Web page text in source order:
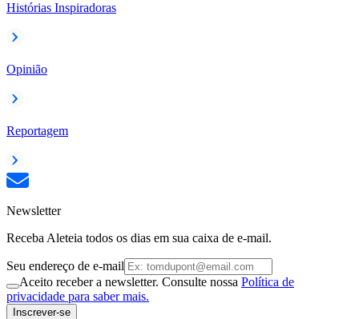
Histórias Inspiradoras
Opinião
Reportagem
Newsletter
Receba Aleteia todos os dias em sua caixa de e-mail.
Seu endereço de e-mail
Aceito receber a newsletter. Consulte nossa Política de
privacidade para saber mais.
Inscrever-se